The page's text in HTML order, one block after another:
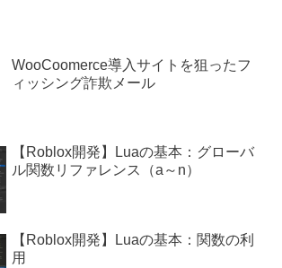
WooCoomerce導入サイトを狙ったフ
ィッシング詐欺メール
【Roblox開発】Luaの基本：グローバ
ル関数リファレンス（a～n）
【Roblox開発】Luaの基本：関数の利
用